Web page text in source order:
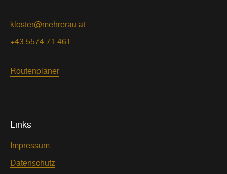
kloster@mehrerau.at
+43 5574 71 461
Routenplaner
Links
Impressum
Datenschutz